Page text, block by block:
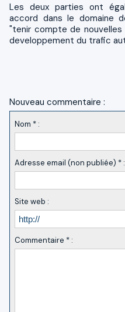
Les deux parties ont
accord dans le domaine
"tenir compte de
developpement du trafic
Nouveau commentaire :
Nom * :
Adresse email (non publiée) * :
Site web :
Commentaire * :